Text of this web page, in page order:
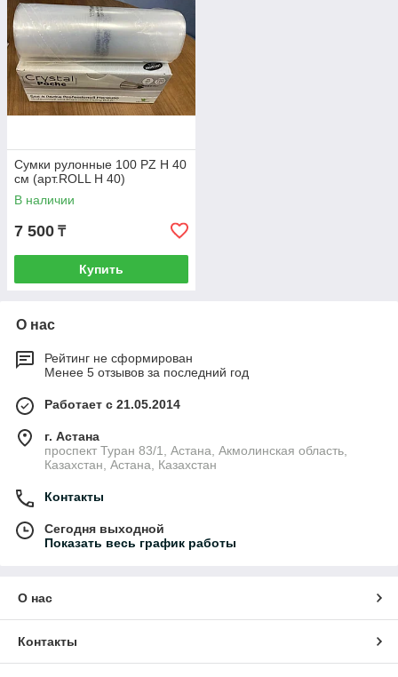
Сумки рулонные 100 PZ H 40
см (арт.ROLL H 40)
В наличии
7 500 ₸
Купить
О нас
Рейтинг не сформирован
Менее 5 отзывов за последний год
Работает с 21.05.2014
г. Астана
проспект Туран 83/1, Астана, Акмолинская область,
Казахстан, Астана, Казахстан
Контакты
Сегодня выходной
Показать весь график работы
О нас
Контакты